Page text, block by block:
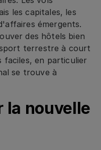
les capitales, les
émergents.
des hôtels bien
terrestre à court
faciles, en particulier
se trouve à
la nouvelle